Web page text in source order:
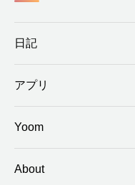
日記
アプリ
Yoom
About